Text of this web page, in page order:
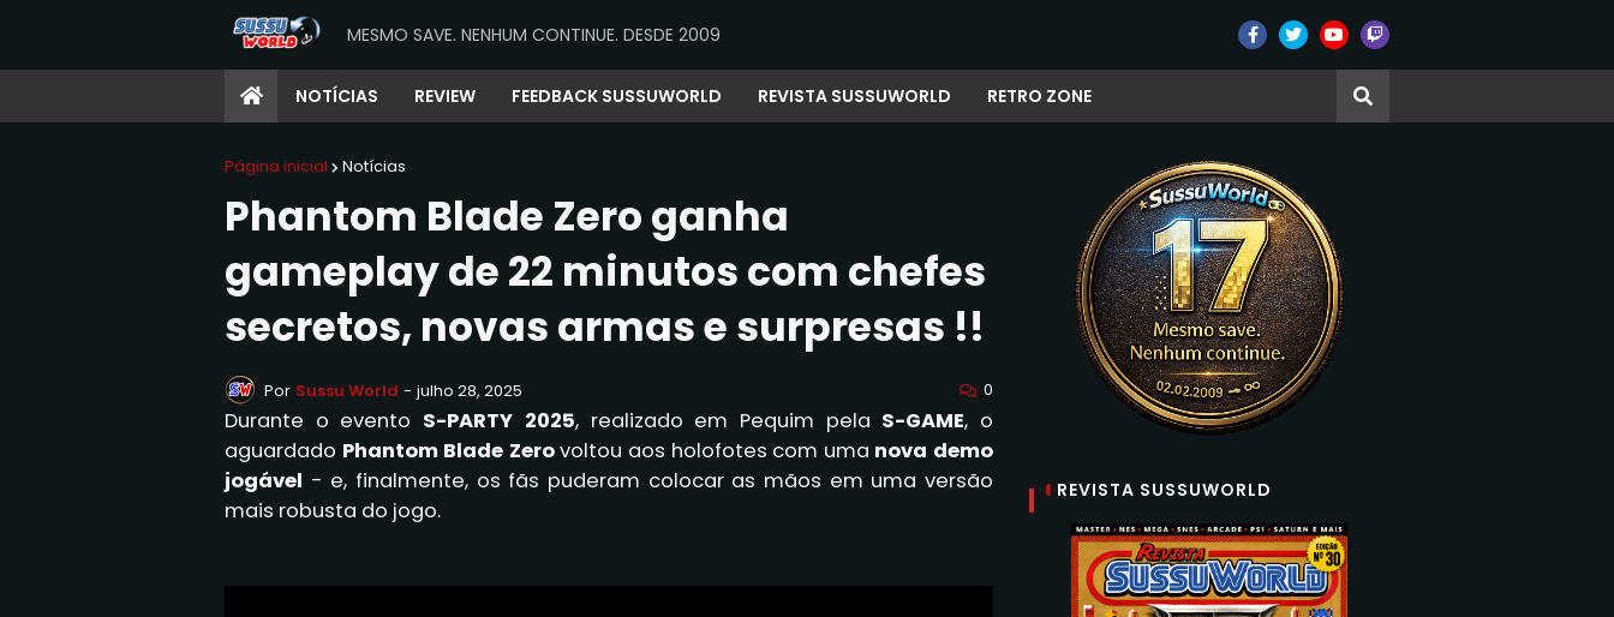
MESMO SAVE. NENHUM CONTINUE. DESDE 2009
NOTÍCIAS REVIEW FEEDBACK SUSSUWORLD REVISTA SUSSUWORLD RETRO ZONE
Página inicial Notícias
Phantom Blade Zero ganha
gameplay de 22 minutos com chefes
secretos, novas armas e surpresas !!
Por Sussu World - julho 28, 2025 0
Durante o evento S-PARTY 2025, realizado em Pequim pela S-GAME, o
aguardado Phantom Blade Zerovoltou aos holofotes com uma nova demo
jogável - e, finalmente, os fãs puderam colocar as mãos em uma versão
mais robusta do jogo.
REVISTA SUSSUWORLD